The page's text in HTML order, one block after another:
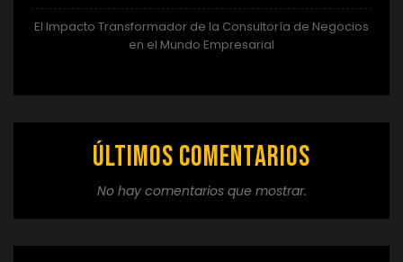
El Impacto Transformador de la Consultoría de Negocios
en el Mundo Empresarial
Últimos comentarios
No hay comentarios que mostrar.